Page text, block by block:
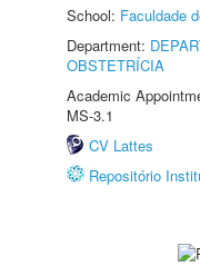
School: Faculdade
Department:
OBSTETRÍCIA
Academic
MS-3.1
CV Lattes
Repositório